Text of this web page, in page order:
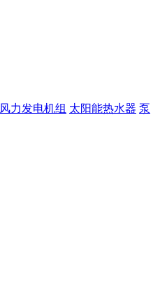
风力发电机组 太阳能热水器 泵